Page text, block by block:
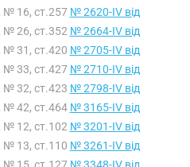
№ 16, ст.257 № 2620-IV від
№ 26, ст.352 № 2664-IV від
№ 31, ст.420 № 2705-IV від
№ 33, ст.427 № 2710-IV від
№ 32, ст.423 № 2798-IV від
№ 42, ст.464 № 3165-IV від
№ 12, ст.102 № 3201-IV від
№ 13, ст.110 № 3261-IV від